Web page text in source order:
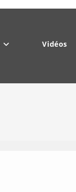
Vidéos